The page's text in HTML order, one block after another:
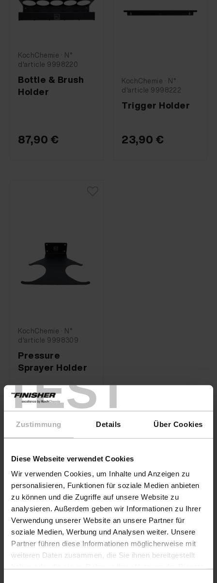
TEST
Zustimmung Details Über Cookies
Diese Webseite verwendet Cookies
Wir verwenden Cookies, um Inhalte und Anzeigen zu
personalisieren, Funktionen für soziale Medien anbieten
zu können und die Zugriffe auf unsere Website zu
analysieren. Außerdem geben wir Informationen zu Ihrer
Verwendung unserer Website an unsere Partner für
soziale Medien, Werbung und Analysen weiter. Unsere
Partner führen diese Informationen möglicherweise mit
weiteren Daten zusammen, die Sie ihnen bereitgestellt
KochChemie · N°
d'article 9998220
Bottle & Brush
Holder
87,90 €
KochChemie · N°
d'article 9998222
Trigger Holder
23,90 €
KochChemie · N°
d'article 9998309
Pressure
Sprayer Holder
36,90 €
Supports & rangements pour
produits d'entretien automobile.
Tout à portée de main, une
organisation propre, un travail plus
rapide dans la zone de détail
Les supports et solutions de rangement sont essentiels
pour une organisation structurée, sûre et efficace dans
le domaine de l'entretien automobile. Que ce soit dans